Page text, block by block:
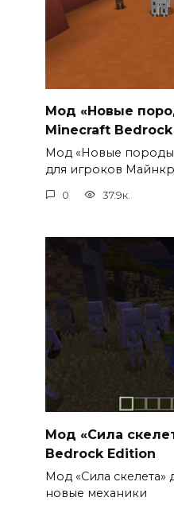
Мод «Новые
Minecraft
Мод «Новые породы
для игроков
0 37.9к.
Мод «Сила
Bedrock Edition
Мод «Сила скелета»
новые механики